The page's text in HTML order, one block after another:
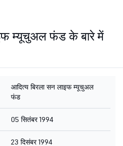
म्यूचुअल फंड के बारे में
आदित्य बिरला सन लाइफ म्यूचुअल
फंड
05 सितंबर 1994
23 दिसंबर 1994